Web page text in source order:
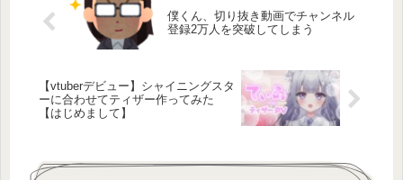
🐕みけ犬さん→ イラスト描いたりゲームしたりする
Twitter：https://twitter.com/mikedog1218?s=11
pixiv : https://www.pixiv.net/users/86112280
Twitter : https://twitter.com/sui_sui_41
僕くん、切り抜き動画でチャンネル
登録2万人を突破してしまう
【vtuberデビュー】シャイニングスタ
ーに合わせてティザー作ってみた
【はじめまして】